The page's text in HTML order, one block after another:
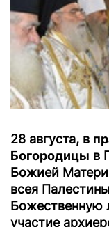
28 августа, в
Богородицы в
Божией
всея
Божественную
участие